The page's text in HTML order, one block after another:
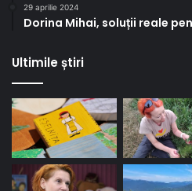
29 aprilie 2024
Dorina Mihai, soluții reale
Ultimile știri